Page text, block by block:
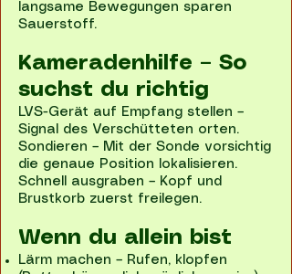
langsame Bewegungen sparen
Sauerstoff.
Kameradenhilfe – So
suchst du richtig
LVS-Gerät auf Empfang stellen –
Signal des Verschütteten orten.
Sondieren – Mit der Sonde vorsichtig
die genaue Position lokalisieren.
Schnell ausgraben – Kopf und
Brustkorb zuerst freilegen.
Wenn du allein bist
Lärm machen – Rufen, klopfen